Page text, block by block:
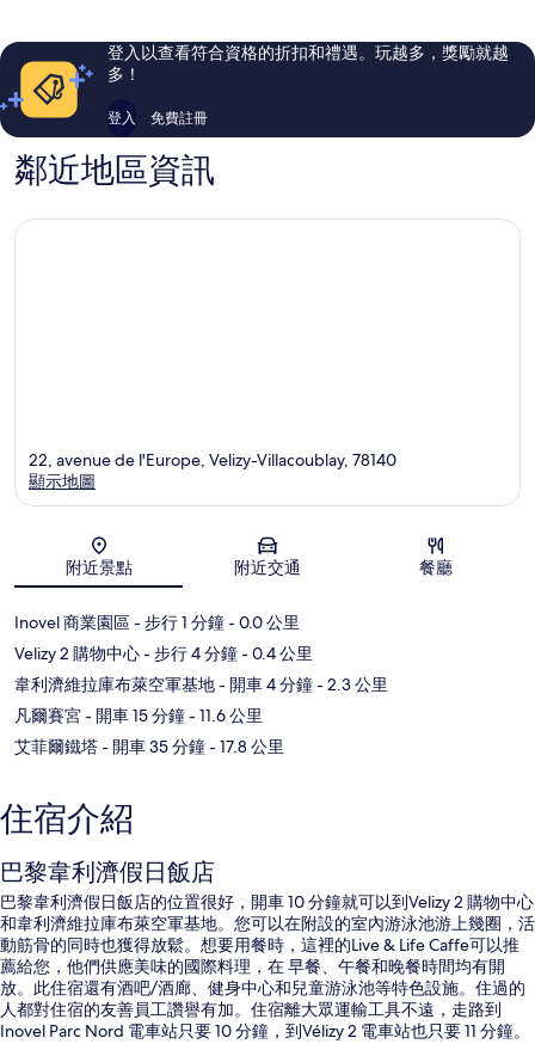
Villacoublay
論
論
登入以查看符合資格的折扣和禮遇。玩越多，獎勵就越
多！
登入 免費註冊
鄰近地區資訊
地圖
22, avenue de l'Europe, Velizy-Villacoublay, 78140
顯示地圖
附近景點 附近交通 餐廳
Inovel 商業園區- 步行 1 分鐘- 0.0 公里
Velizy 2 購物中心- 步行 4 分鐘- 0.4 公里
韋利濟維拉庫布萊空軍基地- 開車 4 分鐘- 2.3 公里
凡爾賽宮- 開車 15 分鐘- 11.6 公里
艾菲爾鐵塔- 開車 35 分鐘- 17.8 公里
住宿介紹
巴黎韋利濟假日飯店
巴黎韋利濟假日飯店的位置很好，開車 10 分鐘就可以到Velizy 2 購物中心
和韋利濟維拉庫布萊空軍基地。您可以在附設的室內游泳池游上幾圈，活
動筋骨的同時也獲得放鬆。想要用餐時，這裡的Live & Life Caffe可以推
薦給您，他們供應美味的國際料理，在 早餐、午餐和晚餐時間均有開
放。此住宿還有酒吧/酒廊、健身中心和兒童游泳池等特色設施。住過的
人都對住宿的友善員工讚譽有加。住宿離大眾運輸工具不遠，走路到
Inovel Parc Nord 電車站只要 10 分鐘，到Vélizy 2 電車站也只要 11 分鐘。